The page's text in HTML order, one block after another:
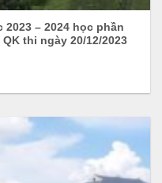
– 2024 học phần
thi ngày 20/12/2023